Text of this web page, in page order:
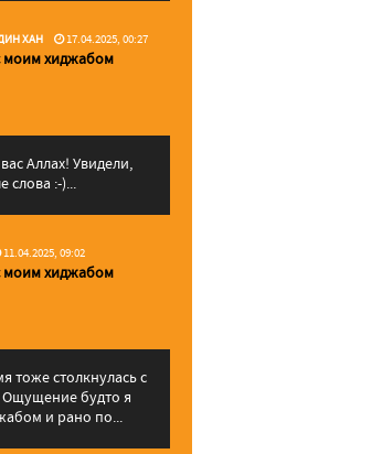
ХАН 17.04.2025, 00:27
моим хиджабом
Аллаx! Увидели,
слова :-)...
11.04.2025, 09:02
моим хиджабом
тоже столкнулась с
будто я
и рано по...